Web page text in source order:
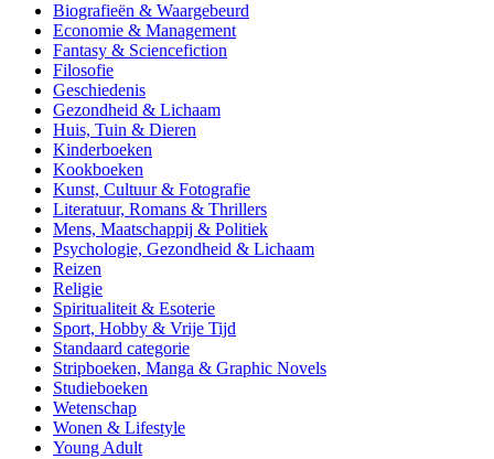
Biografieën & Waargebeurd
Economie & Management
Fantasy & Sciencefiction
Filosofie
Geschiedenis
Gezondheid & Lichaam
Huis, Tuin & Dieren
Kinderboeken
Kookboeken
Kunst, Cultuur & Fotografie
Literatuur, Romans & Thrillers
Mens, Maatschappij & Politiek
Psychologie, Gezondheid & Lichaam
Reizen
Religie
Spiritualiteit & Esoterie
Sport, Hobby & Vrije Tijd
Standaard categorie
Stripboeken, Manga & Graphic Novels
Studieboeken
Wetenschap
Wonen & Lifestyle
Young Adult